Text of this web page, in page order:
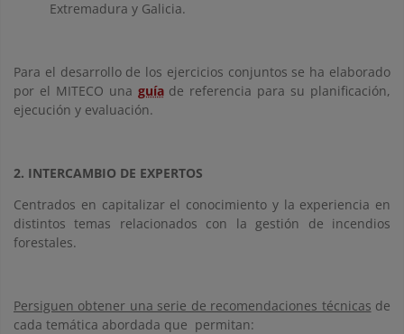
Extremadura y Galicia.
Para el desarrollo de los ejercicios conjuntos se ha elaborado
por el MITECO una guíade referencia para su planificación,
ejecución y evaluación.
2. INTERCAMBIO DE EXPERTOS
Centrados en capitalizar el conocimiento y la experiencia en
distintos temas relacionados con la gestión de incendios
forestales.
Persiguen obtener una serie de recomendaciones técnicas de
cada temática abordada que permitan: